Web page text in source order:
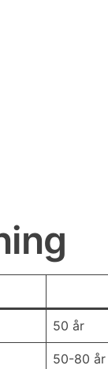
50 år
50-80 år